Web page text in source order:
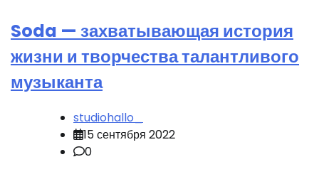
Soda — захватывающая история
жизни и творчества талантливого
музыканта
studiohallo_
15 сентября 2022
0